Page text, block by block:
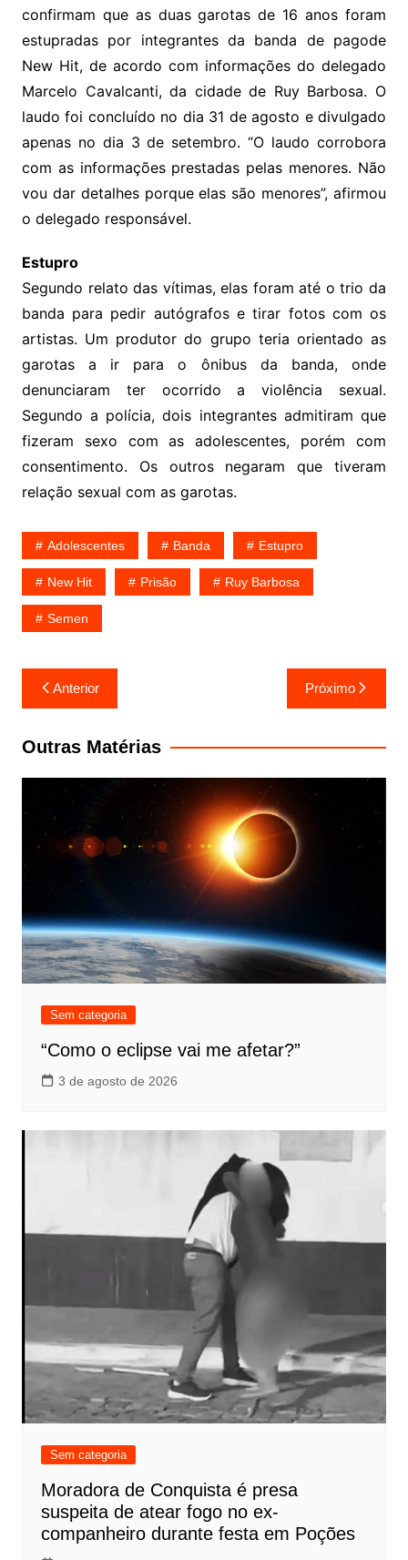
confirmam que as duas garotas de 16 anos foram
estupradas por integrantes da banda de pagode
New Hit, de acordo com informações do delegado
Marcelo Cavalcanti, da cidade de Ruy Barbosa. O
laudo foi concluído no dia 31 de agosto e divulgado
apenas no dia 3 de setembro. “O laudo corrobora
com as informações prestadas pelas menores. Não
vou dar detalhes porque elas são menores”, afirmou
o delegado responsável.
Estupro
Segundo relato das vítimas, elas foram até o trio da
banda para pedir autógrafos e tirar fotos com os
artistas. Um produtor do grupo teria orientado as
garotas a ir para o ônibus da banda, onde
denunciaram ter ocorrido a violência sexual.
Segundo a polícia, dois integrantes admitiram que
fizeram sexo com as adolescentes, porém com
consentimento. Os outros negaram que tiveram
relação sexual com as garotas.
Adolescentes Banda Estupro
New Hit Prisão Ruy Barbosa
Semen
Navegação
de
Post
Anterior Próximo
Outras Matérias
Sem categoria
“Como o eclipse vai me afetar?”
3 de agosto de 2026
Sem categoria
Moradora de Conquista é presa
suspeita de atear fogo no ex-
companheiro durante festa em Poções